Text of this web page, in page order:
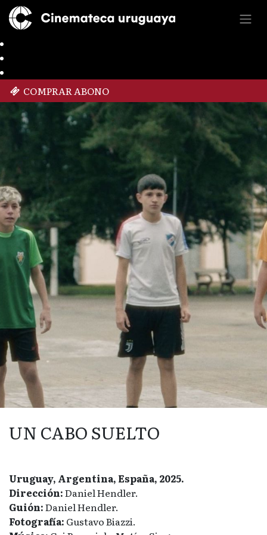
COMPRAR ABONO
UN CABO SUELTO
Uruguay, Argentina, España, 2025.
Dirección:Daniel Hendler.
Guión:Daniel Hendler.
Fotografía: Gustavo Biazzi.